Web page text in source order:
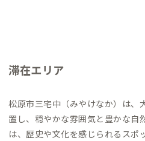
滞在エリア
松原市三宅中（みやけなか）は、
置し、穏やかな雰囲気と豊かな自
は、歴史や文化を感じられるスポ